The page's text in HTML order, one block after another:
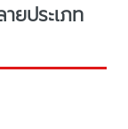
ยประเภท